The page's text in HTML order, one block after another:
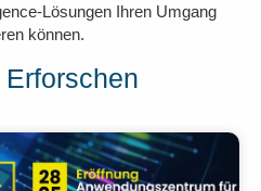
Lösungen Ihren Umgang
können.
Erforschen